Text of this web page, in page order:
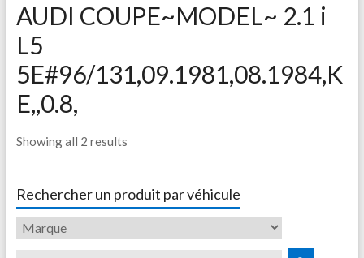
AUDI COUPE~MODEL~ 2.1 i
L5
5E#96/131,09.1981,08.1984,K
E,,0.8,
Showing all 2 results
Rechercher un produit par véhicule